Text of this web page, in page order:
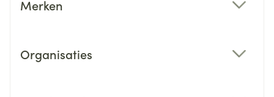
Merken
Organisaties